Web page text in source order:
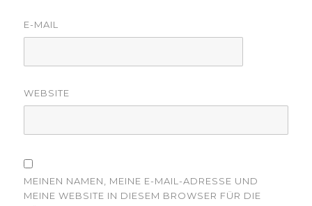
E-MAIL
WEBSITE
MEINEN NAMEN, MEINE E-MAIL-ADRESSE UND
MEINE WEBSITE IN DIESEM BROWSER FÜR DIE